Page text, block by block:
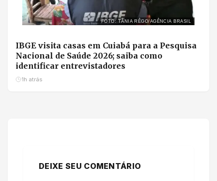
FOTO: TÂNIA RÊGO/AGÊNCIA BRASIL
IBGE visita casas em Cuiabá para a Pesquisa
Nacional de Saúde 2026; saiba como
identificar entrevistadores
1h atrás
DEIXE SEU COMENTÁRIO